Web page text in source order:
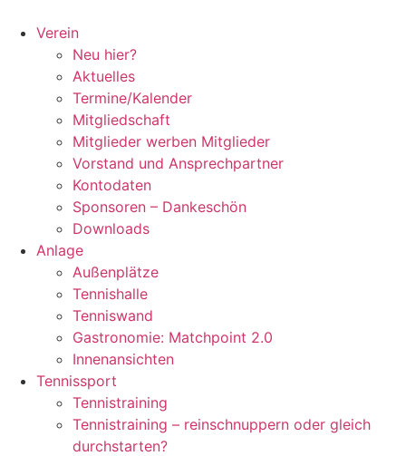
Inhalt
springen
Verein
Neu hier?
Aktuelles
Termine/Kalender
Mitgliedschaft
Mitglieder werben Mitglieder
Vorstand und Ansprechpartner
Kontodaten
Sponsoren – Dankeschön
Downloads
Anlage
Außenplätze
Tennishalle
Tenniswand
Gastronomie: Matchpoint 2.0
Innenansichten
Tennissport
Tennistraining
Tennistraining – reinschnuppern oder gleich
durchstarten?